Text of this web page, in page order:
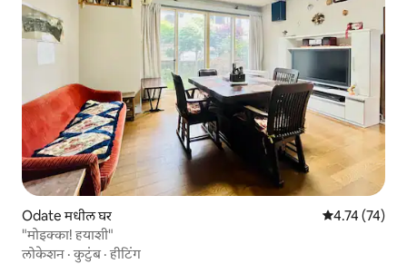
Odate मधील घर 5 पैकी 4.74
4.74 (74)
"मोइक्का! हयाशी"
लोकेशन ·कुटुंब·हीटिंग